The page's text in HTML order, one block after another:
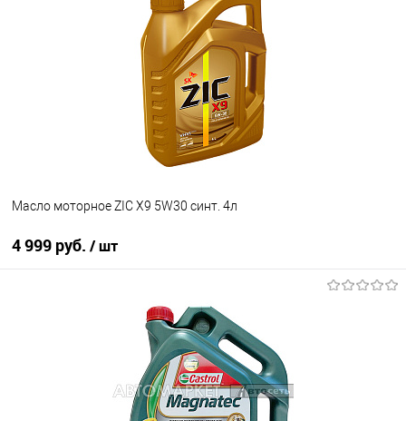
Недоступно
Масло моторное ZIC X9 5W30 синт. 4л
4 999 руб. / шт
В наличии